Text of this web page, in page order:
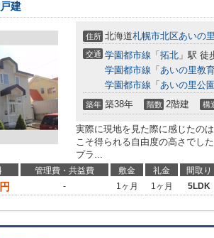
建
住所 北海道札幌市北区あいの
交通 学園都市線 「 拓北 」駅 徒
学園都市線 「 あいの里教
学園都市線 「 あいの里公園
築年 築38年 階数 2階建 構
実際に現地を見た際に感じたの
こそ得られる自由度の高さでし
プラ...
管理費・共益費 敷金 礼金 間取り
- 1ヶ月 1ヶ月 5LDK